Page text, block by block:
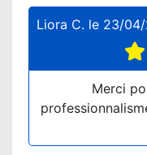
Liora C. le 23/
Merci